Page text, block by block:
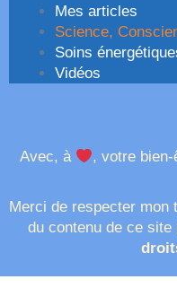
Mes articles
Science,
Soins
Vidéos
Avec, à , votre
Merci de respecter mon
du contenu de ce